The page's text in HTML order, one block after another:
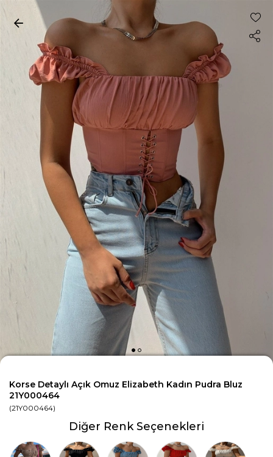
Korse Detaylı Açık Omuz Elizabeth Kadın Pudra Bluz
21Y000464
(21Y000464)
Diğer Renk Seçenekleri